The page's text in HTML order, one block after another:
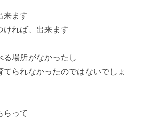
来ます
ければ、出来ます
場所がなかったし
られなかったのではないでしょ
らって